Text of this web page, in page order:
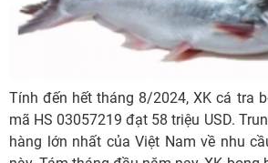
Tính đến hết tháng 8/2024, XK cá tra
mã HS 03057219 đạt 58 triệu USD.
hàng lớn nhất của Việt Nam về nhu